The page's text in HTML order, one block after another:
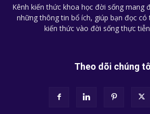
Kênh kiến thức khoa học đời sống mang
những thông tin bổ ích, giúp bạn đọc
kiến thức vào đời sống thực
Theo dõi chúng